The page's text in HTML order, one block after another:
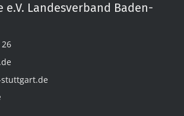
e.V. Landesverband Baden-